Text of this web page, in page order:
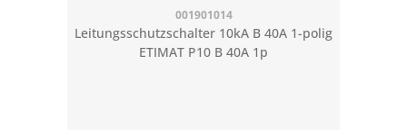
001901014
Leitungsschutzschalter 10kA B 40A 1-polig
ETIMAT P10 B 40A 1p